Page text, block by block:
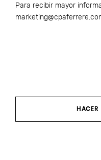
Para recibir mayor